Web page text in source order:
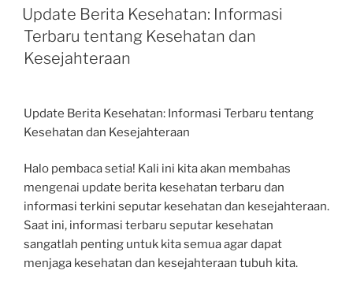
ON
Update Berita Kesehatan: Informasi
Terbaru tentang Kesehatan dan
Kesejahteraan
Update Berita Kesehatan: Informasi Terbaru tentang
Kesehatan dan Kesejahteraan
Halo pembaca setia! Kali ini kita akan membahas
mengenai update berita kesehatan terbaru dan
informasi terkini seputar kesehatan dan kesejahteraan.
Saat ini, informasi terbaru seputar kesehatan
sangatlah penting untuk kita semua agar dapat
menjaga kesehatan dan kesejahteraan tubuh kita.